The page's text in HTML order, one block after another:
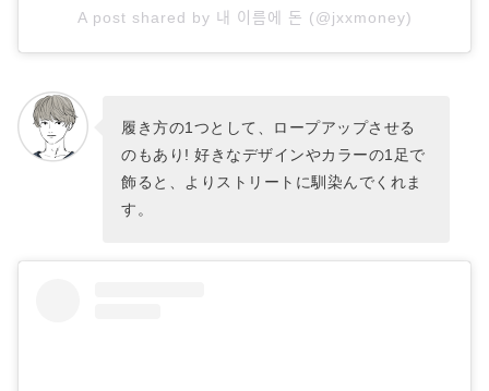
A post shared by 내 이름에 돈 (@jxxmoney)
履き方の1つとして、ロープアップさせる
のもあり! 好きなデザインやカラーの1足で
飾ると、よりストリートに馴染んでくれま
す。